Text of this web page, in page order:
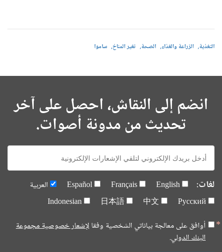
التغذية الزراعة والغذاء الصحة تغير المناخ ساموا
انضم إلى النقاش، احصل على آخر
تحديث من مدونة أصوات.
E-
mail:
لغات: English
Français
Español
العربية
Русский
中文
日本語
Indonesian
أوافق على معالجة بياناتي الشخصية وفقالإشعار خصوصية مجموعة
البنك الدولي.